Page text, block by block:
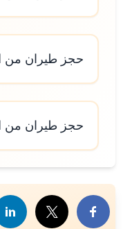
حجز طيران من
حجز طيران من
هذا الموضوع